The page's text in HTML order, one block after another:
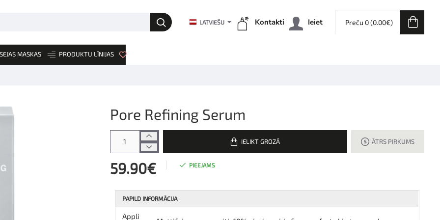
LATVIEŠU Kontakti Ieiet Preču 0 (0.00€)
SEJAS MASKAS PRODUKTU LĪNIJAS
Pore Refining Serum
59.90€ PIEEJAMS
IELIKT GROZĀ ĀTRS PIRKUMS
PAPILD INFORMĀCIJA
Appli